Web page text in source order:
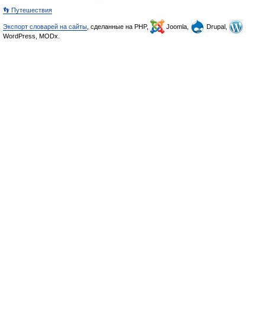
👣 Путешествия
Экспорт словарей на сайты , сделанные на PHP, Joomla,
Drupal,
WordPress, MODx.